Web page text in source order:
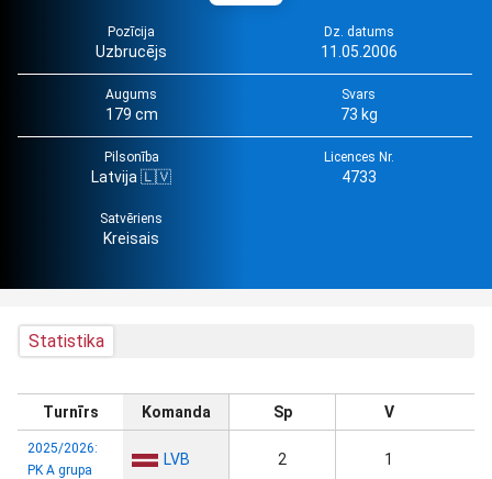
Pozīcija
Uzbrucējs
Dz. datums
11.05.2006
Augums
179 cm
Svars
73 kg
Pilsonība
Latvija 🇱🇻
Licences Nr.
4733
Satvēriens
Kreisais
Statistika
Turnīrs Komanda Sp V
2025/2026:
PK A grupa
LVB 2 1